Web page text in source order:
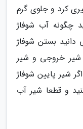
کرد و جلوی گرم
چگونه آب شوفاژ
دانید بستن شوفاژ
شیر خروجی و شیر
شیر پایین شوفاژ
و قطعا شیر آب